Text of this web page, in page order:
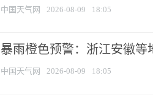
中国天气网 2026-08-09 18:05
暴雨橙色预警：浙江安徽等
中国天气网 2026-08-09 18:05